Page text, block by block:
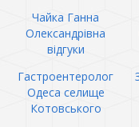
Чайка Ганна
Олександрівна
відгуки
Гастроентеролог
Одеса селище
Котовського